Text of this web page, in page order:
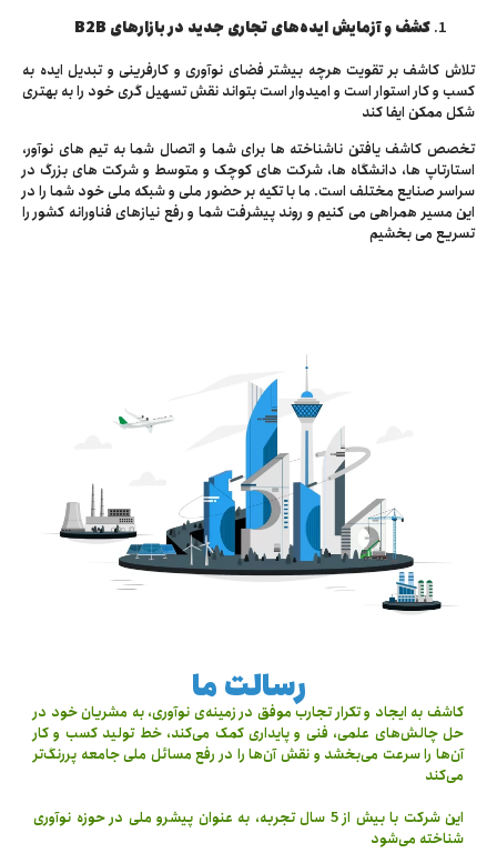
کشف و آزمایش ایده‌های تجاری جدید در بازارهای B2B
تلاش کاشف بر تقویت هرچه بیشتر فضای نوآوری و کارفرینی و تبدیل ایده به
کسب و کار استوار است و امیدوار است بتواند نقش تسهیل گری خود را به بهتری
شکل ممکن ایفا کند
تخصص کاشف یافتن ناشناخته ها برای شما و اتصال شما به تیم های نوآور،
استارتاپ ها، دانشگاه ها، شرکت های کوچک و متوسط و شرکت های بزرگ در
سراسر صنایع مختلف است. ما با تکیه بر حضور ملی و شبکه ملی خود شما را در
این مسیر همراهی می کنیم و روند پیشرفت شما و رفع نیازهای فناورانه کشور را
تسریع می بخشیم
رسالت ما
کاشف به ایجاد و تکرار تجارب موفق در زمینه‌ی نوآوری، به مشریان خود در
حل چالش‌های علمی، فنی و پایداری کمک می‌کند، خط تولید کسب و کار
آن‌ها را سرعت می‌بخشد و نقش آن‌ها را در رفع مسائل ملی جامعه پررنگ‌تر
می‌کند
این شرکت با بیش از 5 سال تجربه، به عنوان پیشرو ملی در حوزه نوآوری
شناخته می‌شود